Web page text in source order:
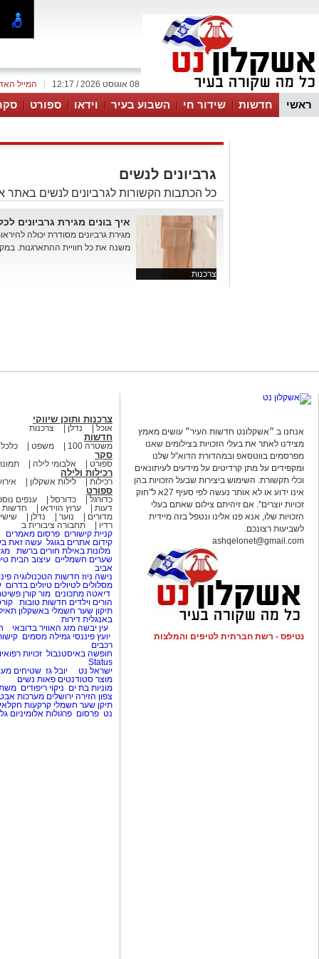
המייל 08 אוגוסט 2026 / 12:17
ראשי חדשות שידור חי השבוע בעיר וידאו ספורט
גרביונים לנשים
כל הכתבות הקשורות לגרביונים לנשים באתר
צרכנות
איך בונים מגירת גרביונים
מגירת גרביונים מסודרת יכולה
משנה את כל חוויית ההתארגנות.
אנחנו ב ״אשקלונט חדשות העיר״ עושים מאמץ
מצידנו לאתר את בעלי הזכויות בצילומים שאנו
מפרסמים בווטסאפ ובמהדורת הדוא"ל שלנו
ומקפידים על מתן קרדיטים על מידעים לעיתונאים
וכלי תקשורת. השימוש ביצירות שבעל הזכויות בהן
אינו ידוע או לא אותר נעשה לפי סעיף 27א ל"חוק
זכויות יוצרים". אם זיהיתם צילום שאתם בעלי
הזכויות שלו, אנא פנו אלינו ונטפל בזה מיידית
לשביעות רצונכם.
ashqelonet@gmail.com
נטיפס - רשת חברתית לטיפים והמלצות
צרכנות ותוכן שיווקי
אוכל נדלן צרכנות
חדשות
משטרה 100 משפט
סקר
ספורט אלבומי לילה
רכילות ולילה
רכילות לילות אשקלון
ספורט
כדורגל כדורסל
ענפים
דעות
ערוץ הוידאו
חדשות
מדורים
נוער נדלן
רדיו
תחבורה ציבורית ב
קניית קישורים פרסום מאמרים
קידום אתרים בגוגל עשה זאת
מלונות באילת חורים ברשת
שערים חשמליים עיצוב הבית
אביב
נישה ניוז חדשות הטכנולוגיה
מסלולים לטיולים טיולים בדרום
דיאטה מתכונים מור קורן
הורים וילדים חדשות טובות
תיקון שער חשמלי באשקלון
באנגלית דירות
עין יבשה מזג האוויר בדובאי
יועץ פיננסי גמילה מסמים
רכבים
חופשה באיסטנבול זכויות
Status
ישראל נט
יובל גז שטיחים
מוצר סטודנטים פאות נשים
מוניות בת ים ניקוי ריפודים
צפון הזירה ירושלים מערכות
תיקן שער חשמלי קרקעות
נט פרסום פרגולות אלומיניום